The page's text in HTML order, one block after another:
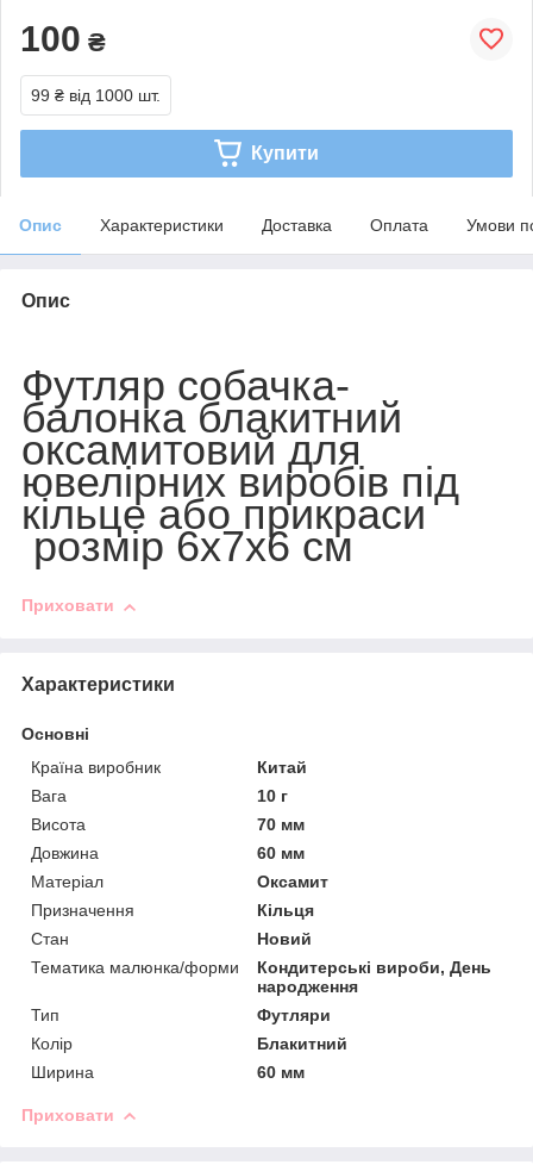
100 ₴
99 ₴ від 1000 шт.
Купити
Опис Характеристики Доставка Оплата Умови
Опис
Футляр собачка-
балонка блакитний
оксамитовий для
ювелірних виробів під
кільце або прикраси
розмір 6х7х6 см
Приховати
Характеристики
Основні
Країна виробник
Китай
Вага
10 г
Висота
70 мм
Довжина
60 мм
Матеріал
Оксамит
Призначення
Кільця
Стан
Новий
Тематика малюнка/форми
Кондитерські вироби, День
народження
Тип
Футляри
Колір
Блакитний
Ширина
60 мм
Приховати